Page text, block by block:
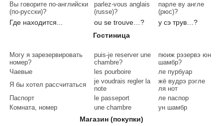
Вы говорите по-английски
(по-русски)?
parlez-vous anglais
(russe)?
парле ву англе
(рюс)?
Где находится... ou se trouve…?
у сэ трув…?
Гостиница
Могу я зарезервировать
номер?
puis-je reserver une
chambre?
пюиж рэзервэ юн
шамбр?
Чаевые
les pourboire
ле пурбуар
Я бы хотел рассчитаться
je voudrais regler la
note
жё вудрэ рэгле
ля нот
Паспорт
le passeport
ле паспор
Комната, номер
une chambre ун шамбр
Магазин (покупки)